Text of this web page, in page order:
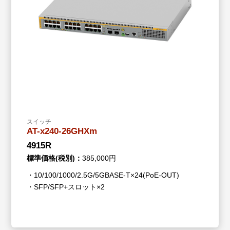
スイッチ
AT-x240-26GHXm
4915R
標準価格(税別)：385,000円
・10/100/1000/2.5G/5GBASE-T×24(PoE-OUT)
・SFP/SFP+スロット×2